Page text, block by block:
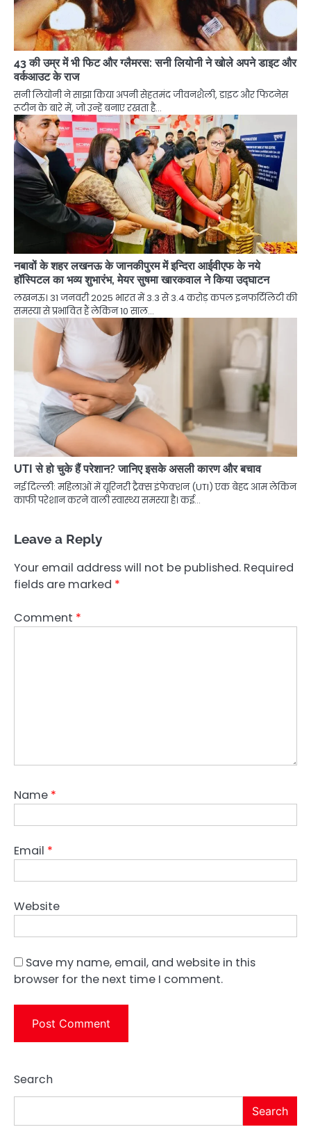
43 की उम्र में भी फिट और ग्लैमरस: सनी लियोनी ने खोले अपने डाइट और
वर्कआउट के राज
सनी लियोनी ने साझा किया अपनी सेहतमंद जीवनशैली, डाइट और फिटनेस
रूटीन के बारे में, जो उन्हें बनाए रखता है…
नबावों के शहर लखनऊ के जानकीपुरम में इन्दिरा आईवीएफ के नये
हॉस्पिटल का भव्य शुभारंभ, मेयर सुषमा खारकवाल ने किया उद्घाटन
लखनऊ। 31 जनवरी 2025 भारत में 3.3 से 3.4 करोड़ कपल इनफर्टिलिटी की
समस्या से प्रभावित हैं लेकिन 10 साल…
UTI से हो चुके हैं परेशान? जानिए इसके असली कारण और बचाव
नई दिल्ली: महिलाओं में यूरिनरी ट्रैक्स इंफेक्शन (UTI) एक बेहद आम लेकिन
काफी परेशान करने वाली स्वास्थ्य समस्या है। कई…
Leave a Reply
Your email address will not be published. Required
fields are marked *
Comment *
Name *
Email *
Website
Save my name, email, and website in this
browser for the next time I comment.
Search
Search